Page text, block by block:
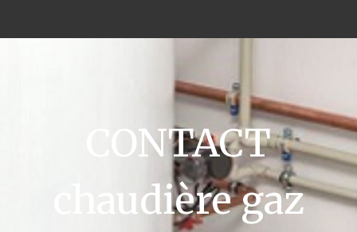
CONTACT
chaudière gaz